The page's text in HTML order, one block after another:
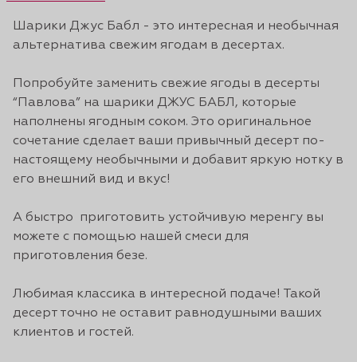
Шарики Джус Бабл - это интересная и необычная
альтернатива свежим ягодам в десертах.
Попробуйте заменить свежие ягоды в десерты
“Павлова” на шарики ДЖУС БАБЛ, которые
наполнены ягодным соком. Это оригинальное
сочетание сделает ваши привычный десерт по-
настоящему необычными и добавит яркую нотку в
его внешний вид и вкус!
А быстро приготовить устойчивую меренгу вы
можете с помощью нашей смеси для
приготовления безе.
Любимая классика в интересной подаче! Такой
десерт точно не оставит равнодушными ваших
клиентов и гостей.